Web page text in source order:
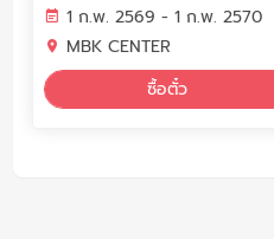
1 ก.พ. 2569 - 1 ก.พ. 2570
MBK CENTER
ซื้อตั๋ว